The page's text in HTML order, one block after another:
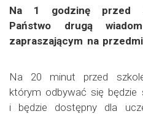
Na 1 godzinę przed
Państwo drugą
zapraszającym na
Na 20 minut przed
którym odbywać się
i będzie dostępny dla